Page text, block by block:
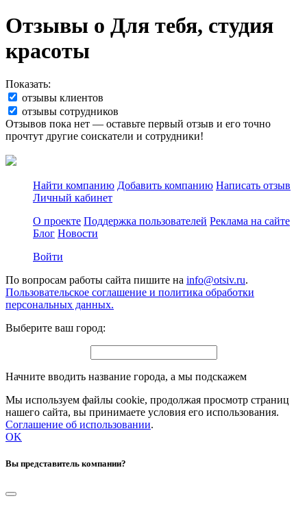
Отзывы о Для тебя, студия
красоты
Показать:
отзывы клиентов
отзывы сотрудников
Отзывов пока нет — оставьте первый отзыв и его точно
прочтут другие соискатели и сотрудники!
Найти компанию Добавить компанию Написать отзыв
Личный кабинет
О проекте Поддержка пользователей Реклама на сайте
Блог Новости
Войти
По вопросам работы сайта пишите на info@otsiv.ru.
Пользовательское соглашение и политика обработки
персональных данных.
Выберите ваш город:
Начните вводить название города, а мы подскажем
Мы используем файлы cookie, продолжая просмотр страниц
нашего сайта, вы принимаете условия его использования.
Соглашение об использовании.
OK
Вы представитель компании?